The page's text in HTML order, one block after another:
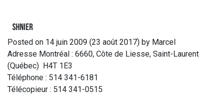
Shnier
Posted on 14 juin 2009 (23 août 2017) by Marcel
Adresse Montréal : 6660, Côte de Liesse, Saint-Laurent
(Québec) H4T 1E3
Téléphone : 514 341-6181
Télécopieur : 514 341-0515